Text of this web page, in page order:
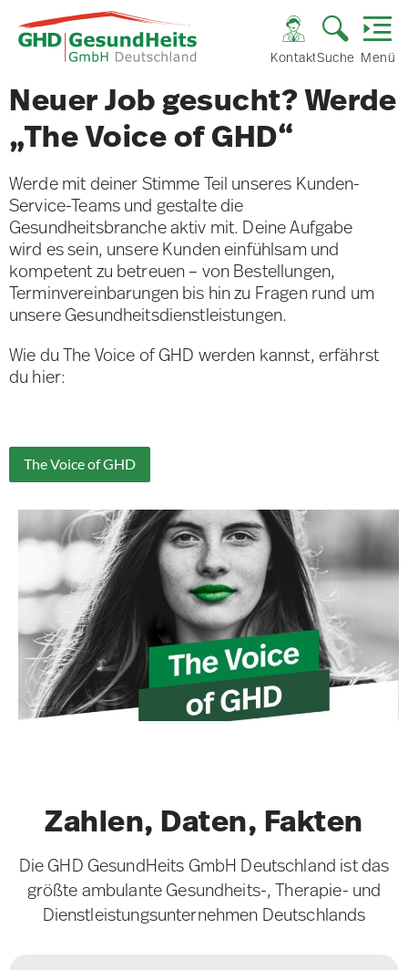
KontaktSuche Menü
Neuer Job gesucht? Werde
„The Voice of GHD“
Werde mit deiner Stimme Teil unseres Kunden-
Service-Teams und gestalte die
Gesundheitsbranche aktiv mit. Deine Aufgabe
wird es sein, unsere Kunden einfühlsam und
kompetent zu betreuen – von Bestellungen,
Terminvereinbarungen bis hin zu Fragen rund um
unsere Gesundheitsdienstleistungen.
Wie du The Voice of GHD werden kannst, erfährst
du hier:
The Voice of GHD
Zahlen, Daten, Fakten
Die GHD GesundHeits GmbH Deutschland ist das
größte ambulante Gesundheits-, Therapie- und
Dienstleistungsunternehmen Deutschlands